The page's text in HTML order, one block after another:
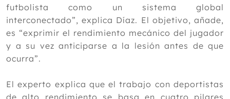
2016
2015
2014
2012
futbolista como un sistema global
interconectado”, explica Díaz. El objetivo, añade,
es “exprimir el rendimiento mecánico del jugador
y a su vez anticiparse a la lesión antes de que
ocurra”.
El experto explica que el trabajo con deportistas
de alto rendimiento se basa en cuatro pilares